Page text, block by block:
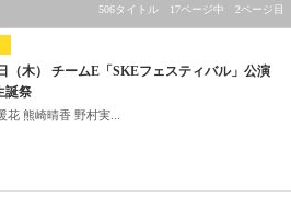
506タイトル 17ページ中 2ページ目
（木） チームE「SKEフェスティバル」公演
誕祭
花 熊崎晴香 野村実...